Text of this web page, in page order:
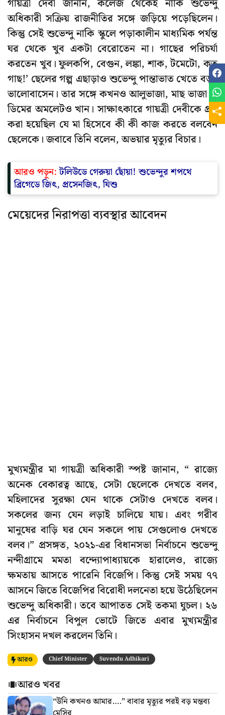
গায়ত্রী দেবী জানান, কলেজ থেকেই নাকি শুভেন্দু
অধিকারী সক্রিয় রাজনীতির সঙ্গে জড়িয়ে পড়েছিলেন।
কিন্তু সেই শুভেন্দু নাকি স্কুলে পড়াকালীন মাধ্যমিক পর্যন্ত
ঘর থেকে খুব একটা বেরোতেন না। গাছের পরিচর্যা
করতেন খুব। ফুলকপি, বেগুন, লঙ্কা, শাক, টমেটো, কত
গাছ!’ ছেলের গল্প এছাড়াও শুভেন্দু পান্তাভাত খেতে বড়ই
ভালোবাসেন। তার সঙ্গে কখনও আলুভাজা, মাছ ভাজা বা
ডিমের অমলেটও খান। সাক্ষাৎকারে গায়ত্রী দেবীকে প্রশ্ন
করা হয়েছিল যে মা হিসেবে কী কী কাজ করতে বলবেন
ছেলেকে। জবাবে তিনি বলেন, অভয়ার মৃত্যুর বিচার।
আরও পড়ুন:টলিউডে গেরুয়া ছোঁয়া! শুভেন্দুর শপথে
ব্রিগেডে জিৎ, প্রসেনজিৎ, যিশু
মেয়েদের নিরাপত্তা ব্যবস্থার আবেদন
মুখ্যমন্ত্রীর মা গায়ত্রী অধিকারী স্পষ্ট জানান, “ রাজ্যে
অনেক বেকারত্ব আছে, সেটা ছেলেকে দেখতে বলব,
মহিলাদের সুরক্ষা যেন থাকে সেটাও দেখতে বলব।
সকলের জন্য যেন লড়াই চালিয়ে যায়। এবং গরীব
মানুষের বাড়ি ঘর যেন সকলে পায় সেগুলোও দেখতে
বলব।” প্রসঙ্গত, ২০২১-এর বিধানসভা নির্বাচনে শুভেন্দু
নন্দীগ্রামে মমতা বন্দ্যোপাধ্যায়কে হারালেও, রাজ্যে
ক্ষমতায় আসতে পারেনি বিজেপি। কিন্তু সেই সময় ৭৭
আসনে জিতে বিজেপির বিরোধী দলনেতা হয়ে উঠেছিলেন
শুভেন্দু অধিকারী। তবে আপাতত সেই তকমা ঘুচল। ২৬
এর নির্বাচনে বিপুল ভোটে জিতে এবার মুখ্যমন্ত্রীর
সিংহাসন দখল করলেন তিনি।
আরও Chief Minister Suvendu Adhikari
আরও খবর
“উনি কখনও আমার….” বাবার মৃত্যুর পরই বড় মন্তব্য